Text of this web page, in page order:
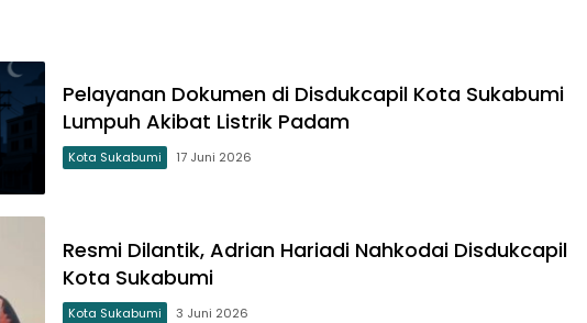
Pelayanan Dokumen di Disdukcapil Kota Sukabumi
Lumpuh Akibat Listrik Padam
Kota Sukabumi 17 Juni 2026
Resmi Dilantik, Adrian Hariadi Nahkodai Disdukcapil
Kota Sukabumi
Kota Sukabumi 3 Juni 2026